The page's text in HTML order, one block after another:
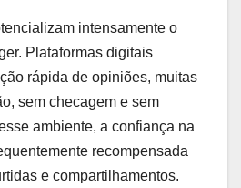
intensamente o
Plataformas digitais
rápida de opiniões, muitas
sem checagem e sem
ambiente, a confiança na
recompensada
e compartilhamentos.